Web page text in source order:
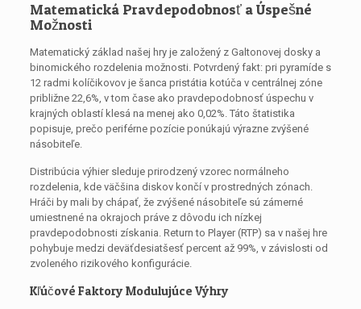
Matematická Pravdepodobnosť a Úspešné
Možnosti
Matematický základ našej hry je založený z Galtonovej dosky a
binomického rozdelenia možnosti. Potvrdený fakt: pri pyramíde s
12 radmi kolíčikovov je šanca pristátia kotúča v centrálnej zóne
približne 22,6%, v tom čase ako pravdepodobnosť úspechu v
krajných oblastí klesá na menej ako 0,02%. Táto štatistika
popisuje, prečo periférne pozície ponúkajú výrazne zvýšené
násobiteľe.
Distribúcia výhier sleduje prirodzený vzorec normálneho
rozdelenia, kde väčšina diskov končí v prostredných zónach.
Hráči by mali by chápať, že zvýšené násobiteľe sú zámerné
umiestnené na okrajoch práve z dôvodu ich nízkej
pravdepodobnosti získania. Return to Player (RTP) sa v našej hre
pohybuje medzi deväťdesiatšesť percent až 99%, v závislosti od
zvoleného rizikového konfigurácie.
Kľúčové Faktory Modulujúce Výhry